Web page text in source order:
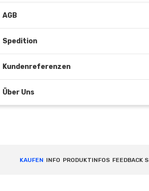
AGB
Spedition
Kundenreferenzen
Über Uns
KAUFEN INFO PRODUKTINFOS FEEDBACK